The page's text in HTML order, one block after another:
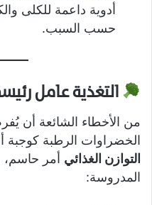
أدوية داعمة للكلى
حسب السبب.
التغذية عامل
من الأخطاء الشائعة أن
الخضراوات الرطبة كوجبة
التوازن الغذائي أمر
المدروسة: